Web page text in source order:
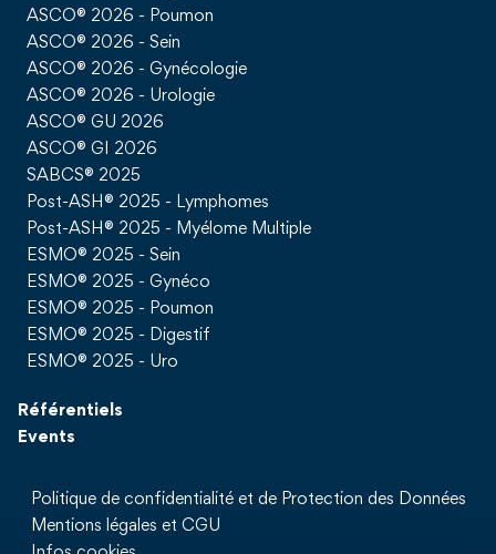
ASCO® 2026 - Poumon
ASCO® 2026 - Sein
ASCO® 2026 - Gynécologie
ASCO® 2026 - Urologie
ASCO® GU 2026
ASCO® GI 2026
SABCS® 2025
Post-ASH® 2025 - Lymphomes
Post-ASH® 2025 - Myélome Multiple
ESMO® 2025 - Sein
ESMO® 2025 - Gynéco
ESMO® 2025 - Poumon
ESMO® 2025 - Digestif
ESMO® 2025 - Uro
Référentiels
Events
Politique de confidentialité et de Protection des Données
Mentions légales et CGU